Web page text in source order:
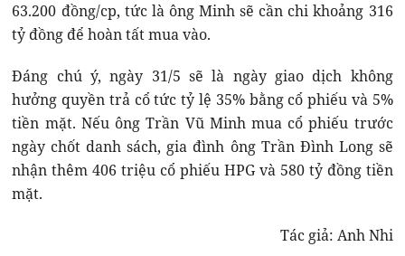
63.200 đồng/cp, tức là ông Minh sẽ cần chi khoảng 316
tỷ đồng để hoàn tất mua vào.
Đáng chú ý, ngày 31/5 sẽ là ngày giao dịch không
hưởng quyền trả cổ tức tỷ lệ 35% bằng cổ phiếu và 5%
tiền mặt. Nếu ông Trần Vũ Minh mua cổ phiếu trước
ngày chốt danh sách, gia đình ông Trần Đình Long sẽ
nhận thêm 406 triệu cổ phiếu HPG và 580 tỷ đồng tiền
mặt.
Tác giả: Anh Nhi